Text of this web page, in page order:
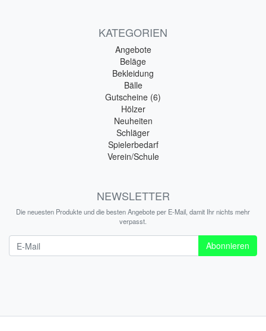
KATEGORIEN
Angebote
Beläge
Bekleidung
Bälle
Gutscheine (6)
Hölzer
Neuheiten
Schläger
Spielerbedarf
Verein/Schule
NEWSLETTER
Die neuesten Produkte und die besten Angebote per E-Mail, damit Ihr nichts mehr
verpasst.
Abonnieren